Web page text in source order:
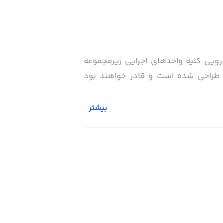
کلیه واحدهای اجرایی زیرمجموعه
طراحی شده است و قادر خواهند بود
بیشتر